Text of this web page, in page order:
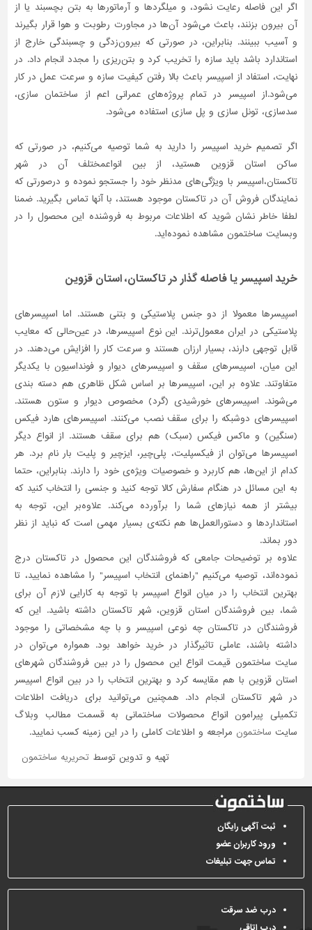
تاسیسات
ساختمان
شهرسازی،
ترافیک
سازه
اگر این فاصله رعایت نشود، و میلگردها و آرماتورها به بتن بچسبند یا از
آن بیرون بزنند، باعث می‌شود آن‌ها در مجاورت رطوبت و هوا قرار بگیرند
و آسیب ببینند. بنابراین، در صورتی که بیرون‌زدگی و چسبندگی خارج از
استاندارد باشد باید سازه را تخریب کرد و بتن‌ریزی را مجدد انجام داد. در
نهایت، استفاد از اسپیسر باعث بالا رفتن کیفیت سازه و سرعت عمل در کار
می‌شود.از اسپیسر در تمام پروژه‌های عمرانی اعم از ساختمان سازی،
سدسازی، تونل سازی و پل سازی استفاده می‌شود.
اگر تصمیم خرید اسپیسر را دارید به شما توصیه می‌کنیم، در صورتی که
ساکن استان قزوین هستید، از بین انواعمختلف آن در شهر
تاکستان،اسپیسر با ویژگی‌های مدنظر خود را جستجو نموده و درصورتی‌ که
نمایندگان فروش آن در تاکستان موجود هستند، با آنها تماس بگیرید. ضمنا
لطفا خاطر نشان شوید که اطلاعات مربوط به فروشنده این محصول را در
وبسایت ساختمون مشاهده نموده‌اید.
خرید اسپیسر یا فاصله گذار در تاکستان، استان قزوین
اسپیسرها معمولا از دو جنس پلاستیکی و بتنی هستند. اما اسپیسرهای
پلاستیکی در ایران معمول‌ترند. این نوع اسپیسرها، در عین‌حالی که معایب
قابل توجهی دارند، بسیار ارزان هستند و سرعت کار را افزایش می‌دهند. در
این میان، اسپیسرهای سقف و اسپیسرهای دیوار و فونداسیون با یکدیگر
متفاوتند. علاوه بر این، اسپیسرها بر اساس شکل ظاهری هم دسته بندی
می‌شوند. اسپیسرهای خورشیدی (گرد) مخصوص دیوار و ستون هستند.
اسپیسرهای دوشبکه را برای سقف نصب می‌کنند. اسپیسرهای هارد فیکس
(سنگین) و ماکس فیکس (سبک) هم برای سقف هستند. از انواع دیگر
اسپیسرها می‌توان از فیکسپلیت، پلی‌چیر، ایزچیر و پلیت بار نام برد. هر
کدام از این‌ها، هم کاربرد و خصوصیات ویژه‌ی خود را دارند. بنابراین، حتما
به این مسائل در هنگام سفارش کالا توجه کنید و جنسی را انتخاب کنید که
بیشتر از همه نیازهای شما را برآورده می‌کند. علاوه‌بر این، توجه به
استانداردها و دستورالعمل‌ها هم نکته‌ی بسیار مهمی است که نباید از نظر
دور بماند.
علاوه بر توضیحات جامعی که فروشندگان این محصول در تاکستان درج
نموده‌اند، توصیه می‌کنیم "راهنمای انتخاب اسپیسر" را مشاهده نمایید، تا
بهترین انتخاب را در میان انواع اسپیسر با توجه به کارایی لازم آن برای
شما، بین فروشندگان استان قزوین، شهر تاکستان داشته باشید. این که
فروشندگان در تاکستان چه نوعی اسپیسر و با چه مشخصاتی را موجود
داشته باشند، عاملی تاثیر‌گذار در خرید خواهد بود. همواره می‌توان در
سایت ساختمون قیمت انواع این محصول را در بین فروشندگان شهرهای
استان قزوین با هم مقایسه کرد و بهترین انتخاب را در بین انواع اسپیسر
در شهر تاکستان انجام داد. همچنین می‌توانید برای دریافت اطلاعات
تکمیلی پیرامون انواع محصولات ساختمانی به قسمت مطالب وبلاگ
سایت ساختمون مراجعه و اطلاعات کاملی را در این زمینه کسب نمایید.
تهیه و تدوین توسط تحریریه ساختمون
ثبت آگهی رایگان
ورود کاربران عضو
تماس جهت تبلیغات
درب ضد سرقت